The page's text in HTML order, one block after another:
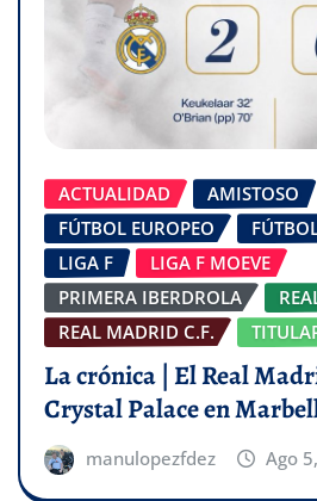
ACTUALIDAD AMISTOSO
FÚTBOL EUROPEO
LIGA F
LIGA F MOEVE
PRIMERA IBERDROLA
REAL MADRID C.F.
La crónica | El Real
Crystal Palace en
manulopezfdez Ago